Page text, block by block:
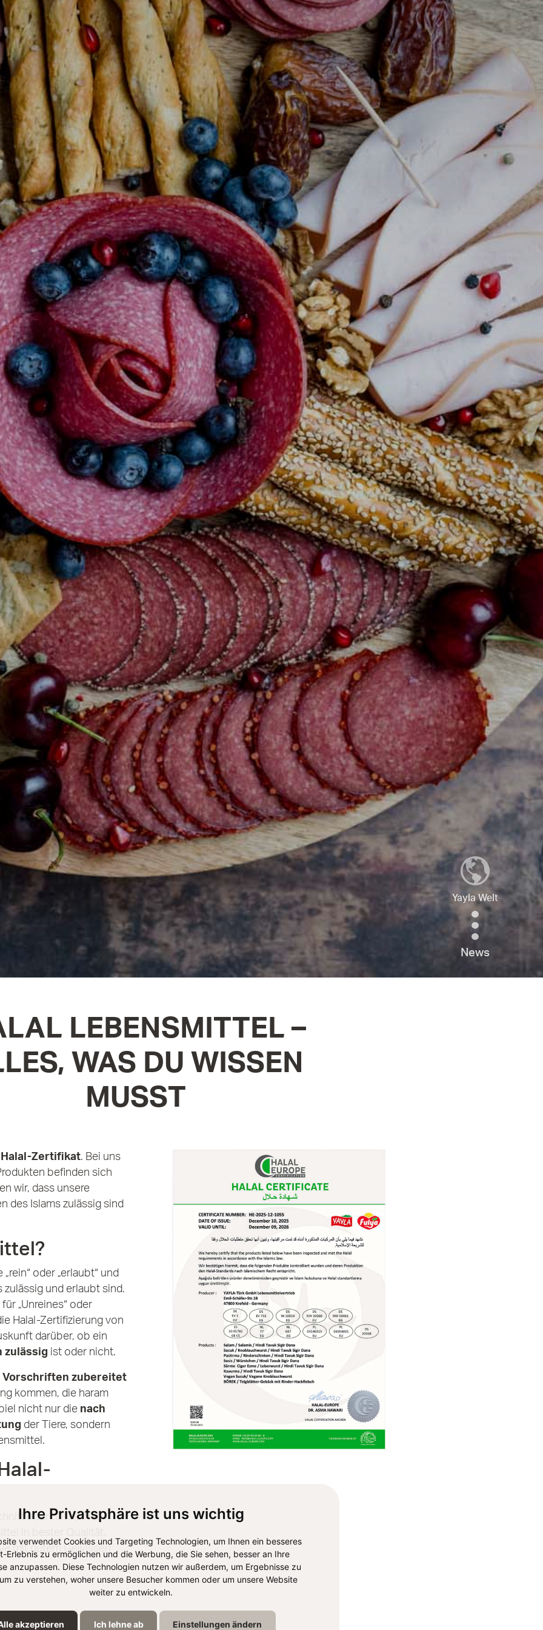
Ihre Privatsphäre ist uns wichtig
verwendet Cookies und Targeting Technologien, um Ihnen ein besseres
Erlebnis zu ermöglichen und die Werbung, die Sie sehen, besser an Ihre
anzupassen. Diese Technologien nutzen wir außerdem, um Ergebnisse zu
zu verstehen, woher unsere Besucher kommen oder um unsere Website
weiter zu entwickeln.
akzeptieren Ich lehne ab Einstellungen ändern
Yayla Welt
News
LEBENSMITTEL –
WAS DU WISSEN
MUSST
Halal-Zertifikat. Bei uns
befinden sich
wir, dass unsere
des Islams zulässig sind
oder „erlaubt“ und
und erlaubt sind.
„Unreines“ oder
Halal-Zertifizierung von
darüber, ob ein
zulässig ist oder nicht.
Vorschriften zubereitet
kommen, die haram
nicht nur die nach
der Tiere, sondern
odertürkischer
mit gutem Gewissen